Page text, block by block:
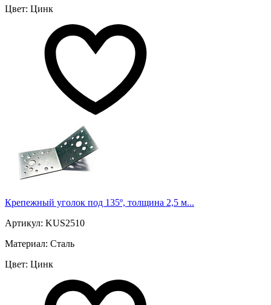
Цвет: Цинк
Крепежный уголок под 135º, толщина 2,5 м...
Артикул: KUS2510
Материал: Сталь
Цвет: Цинк